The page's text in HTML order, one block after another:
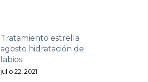
Tratamiento estrella
agosto hidratación de
labios
julio 22, 2021